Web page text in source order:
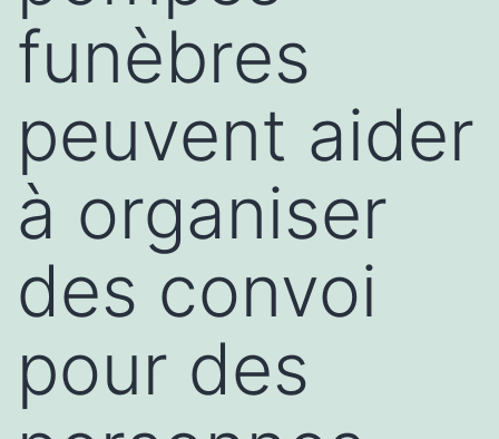
funèbres
peuvent aider
à organiser
des convoi
pour des